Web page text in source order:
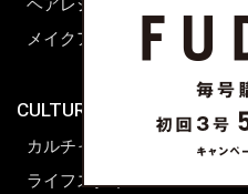
メイクアップティップス
CULTURE & LIFE
カルチャー
ライフスタイル